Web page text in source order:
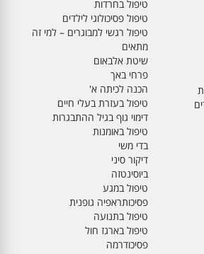
טיפול בחרדות
טיפול פסיכולוגי לילדים
טיפול רגשי למבוגרים – למי זה
מתאים
שיטת אלבאום
פרחי באך
הכנה לכיתה א'
טיפול בעזרת בעלי חיים
דימוי גוף בגיל ההתבגרות
טיפול באומנות
בדי משי
דיקור סיני
ביוסינטזה
טיפול במגע
פסיכותראפיה גופנית
טיפול בתנועה
טיפול בארגז חול
פסיכודרמה